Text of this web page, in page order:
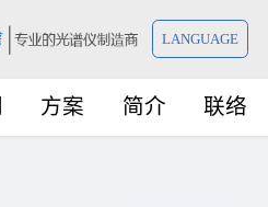
LANGUAGE
方案 简介 联络